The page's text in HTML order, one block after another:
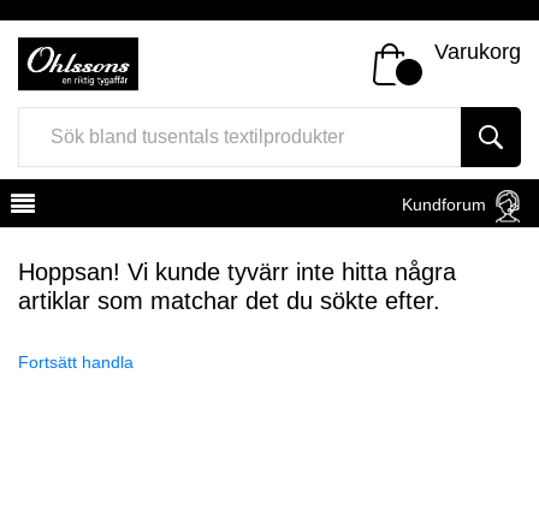
Varukorg
Kundforum
Hoppsan! Vi kunde tyvärr inte hitta några
artiklar som matchar det du sökte efter.
Fortsätt handla